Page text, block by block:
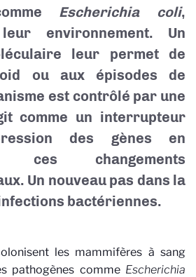
Escherichia coli,
environnement. Un
leur permet de
ou aux épisodes de
est contrôlé par une
comme un interrupteur
des gènes en
changements
Un nouveau pas dans la
bactériennes.
les mammifères à sang
pathogènes comme Escherichia